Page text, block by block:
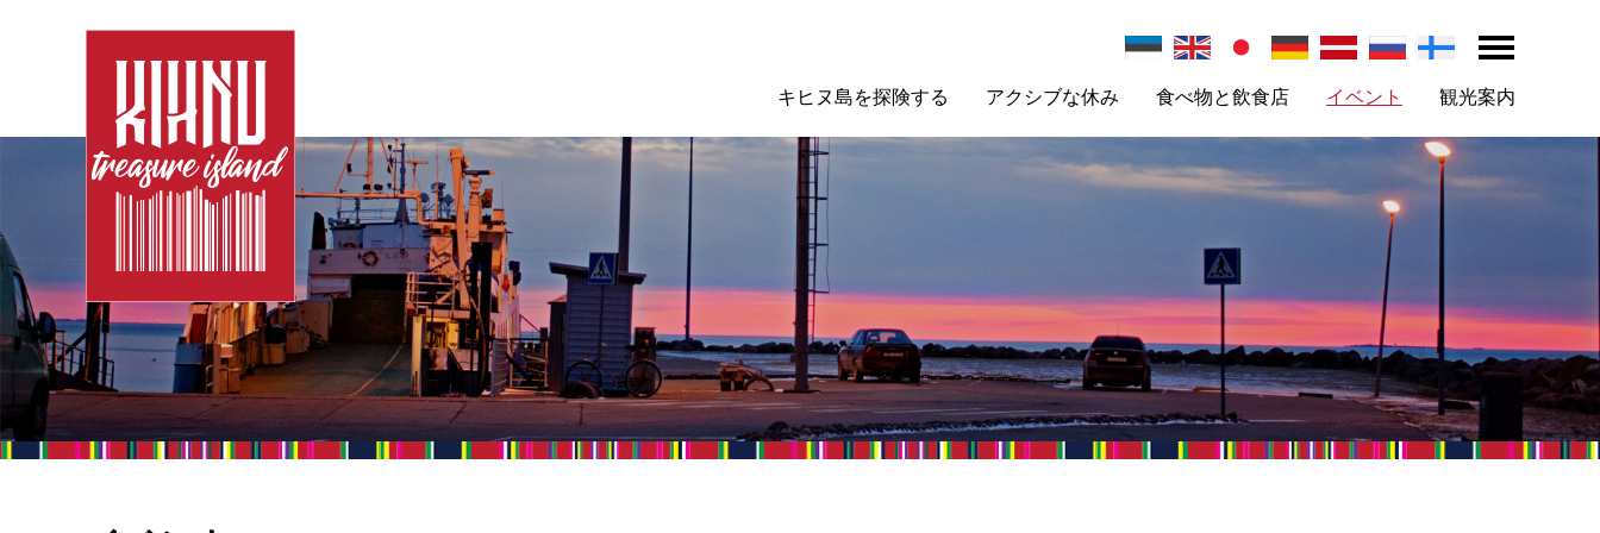
キヒヌ島を探険する アクシブな休み 食べ物と飲食店 イベント 観光案内